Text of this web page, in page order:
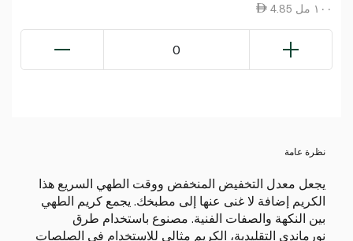
4.85 ١٠٠ مل
0
نظرة عامة
يجعل معدل التخفيض المنخفض ووقت الطهي السريع هذا
الكريم إضافة لا غنى عنها إلى مطبخك. يجمع كريم الطهي
بين النكهة والصفات الفنية. مصنوع باستخدام طرق
نورماندي التقليدية، الكريم مثالي للاستخدام في الصلصات